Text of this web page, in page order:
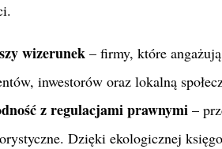
wizerunek – firmy, które
inwestorów oraz lokalną
z regulacjami prawnymi –
Dzięki ekologicznej